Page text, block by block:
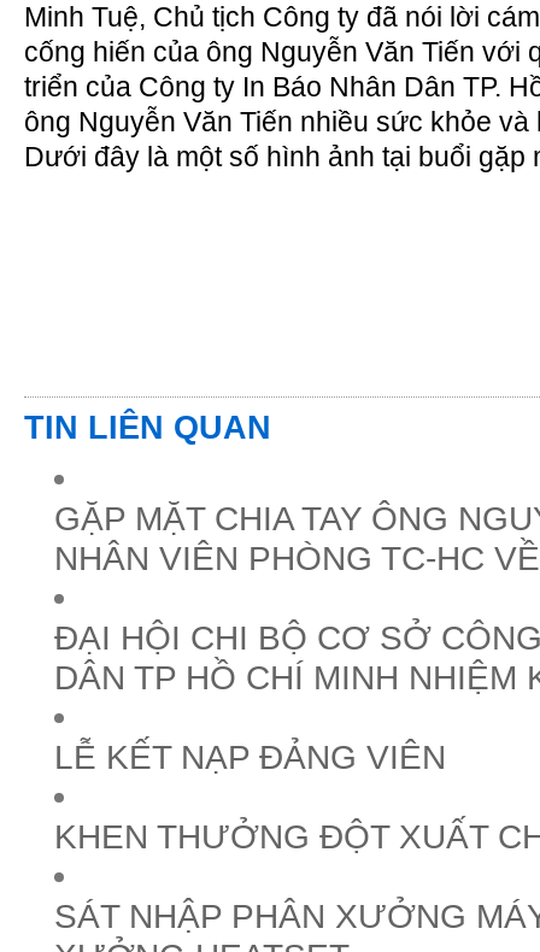
Minh Tuệ, Chủ tịch Công ty đã nói lời
cống hiến của ông Nguyễn Văn Tiến với
triển của Công ty In Báo Nhân Dân TP.
ông Nguyễn Văn Tiến nhiều sức khỏe và
Dưới đây là một số hình ảnh tại buổi gặp
TIN LIÊN QUAN
GẶP MẶT CHIA TAY ÔNG
NHÂN VIÊN PHÒNG TC-HC
ĐẠI HỘI CHI BỘ CƠ SỞ
DÂN TP HỒ CHÍ MINH NHIỆM
LỄ KẾT NẠP ĐẢNG VIÊN
KHEN THƯỞNG ĐỘT XUẤT
SÁT NHẬP PHÂN XƯỞNG